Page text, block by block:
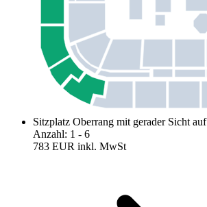
Sitzplatz Oberrang mit gerader Sicht
Anzahl: 1 - 6
783 EUR inkl. MwSt